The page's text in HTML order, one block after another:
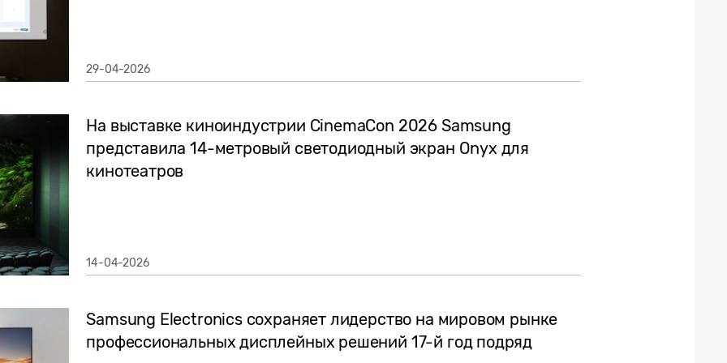
29-04-2026
На выставке киноиндустрии CinemaCon 2026 Samsung
представила 14-метровый светодиодный экран Onyx для
кинотеатров
14-04-2026
Samsung Electronics сохраняет лидерство на мировом рынке
профессиональных дисплейных решений 17-й год подряд